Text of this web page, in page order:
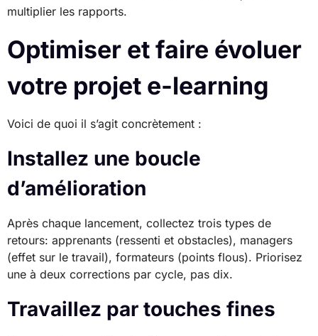
multiplier les rapports.
Optimiser et faire évoluer
votre projet e-learning
Voici de quoi il s’agit concrètement :
Installez une boucle
d’amélioration
Après chaque lancement, collectez trois types de
retours: apprenants (ressenti et obstacles), managers
(effet sur le travail), formateurs (points flous). Priorisez
une à deux corrections par cycle, pas dix.
Travaillez par touches fines